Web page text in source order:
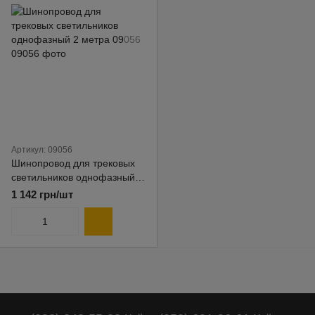
Артикул: 09056
Шинопровод для трековых
светильников однофазный 2
метра 09056
1 142 грн/шт